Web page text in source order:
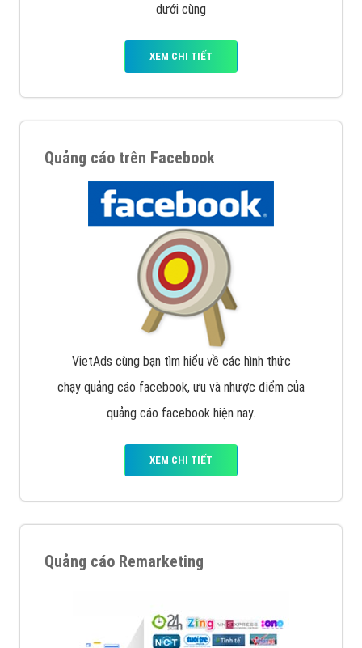
dưới cùng
XEM CHI TIẾT
Quảng cáo trên Facebook
VietAds cùng bạn tìm hiểu về các hình thức
chạy quảng cáo facebook, ưu và nhược điểm của
quảng cáo facebook hiện nay.
XEM CHI TIẾT
Quảng cáo Remarketing